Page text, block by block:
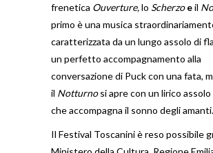
frenetica Ouverture,lo Scherzoeil
primo è una musica
caratterizzata da un lungo assolo di
un perfetto accompagnamento alla
conversazione di Puck con una fata,
il Notturnosi apre con un lirico assolo
che accompagna il sonno degli amanti.
Il Festival Toscanini è reso possibile